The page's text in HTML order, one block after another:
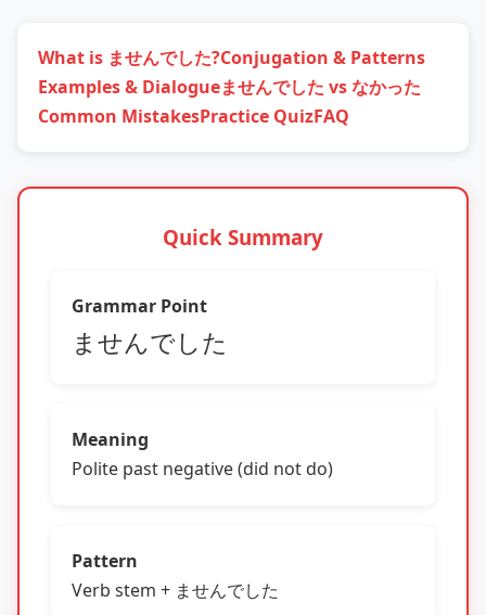
What is ませんでした?Conjugation & Patterns
Examples & Dialogueませんでした vs なかった
Common MistakesPractice QuizFAQ
Quick Summary
Grammar Point
ませんでした
Meaning
Polite past negative (did not do)
Pattern
Verb stem + ませんでした